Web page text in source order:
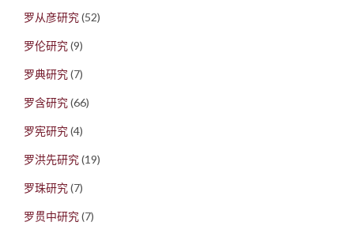
罗从彦研究(52)
罗伦研究(9)
罗典研究(7)
罗含研究(66)
罗宪研究(4)
罗洪先研究(19)
罗珠研究(7)
罗贯中研究(7)